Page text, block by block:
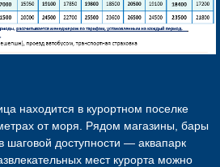
находится в курортном поселке
от моря. Рядом магазины, бары
шаговой доступности — аквапарк
мест курорта можно